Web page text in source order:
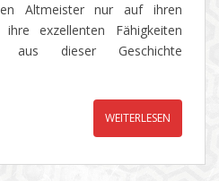
Altmeister nur auf ihren
exzellenten Fähigkeiten
dieser Geschichte
WEITERLESEN